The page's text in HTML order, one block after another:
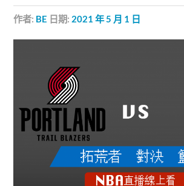
作者: BE 日期: 2021 年 5 月 1 日